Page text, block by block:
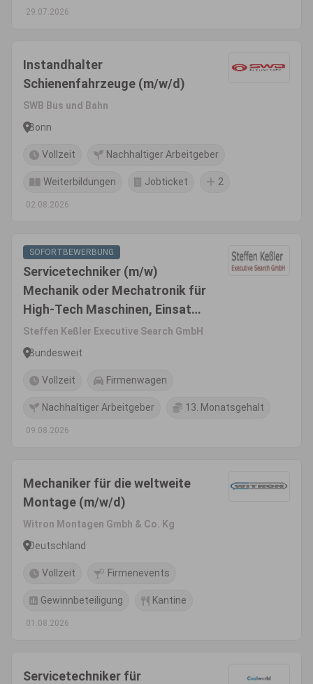
29.07.2026
Instandhalter
Schienenfahrzeuge (m/w/d)
SWB Bus und Bahn
Bonn
Vollzeit Nachhaltiger Arbeitgeber
Weiterbildungen Jobticket 2
02.08.2026
SOFORTBEWERBUNG
Servicetechniker (m/w)
Mechanik oder Mechatronik für
High-Tech Maschinen, Einsatz
national oder weltweit
Steffen Keßler Executive Search GmbH
Bundesweit
Vollzeit Firmenwagen
Nachhaltiger Arbeitgeber 13. Monatsgehalt
09.08.2026
Mechaniker für die weltweite
Montage (m/w/d)
Witron Montagen Gmbh & Co. Kg
Deutschland
Vollzeit Firmenevents
Gewinnbeteiligung Kantine
01.08.2026
Servicetechniker für